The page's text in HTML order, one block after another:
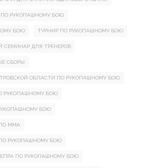
РУКОПАШНОМУ БОЮ
БОЮ ТУРНИР ПО РУКОПАШНОМУ БОЮ
СЕМИНАР ДЛЯ ТРЕНЕРОВ
СБОРЫ
ОБЛАСТИ ПО РУКОПАШНОМУ БОЮ
РУКОПАШНОМУ БОЮ
БОЮ
ММА
РУКОПАШНОМУ БОЮ
ПО РУКОПАШНОМУ БОЮ